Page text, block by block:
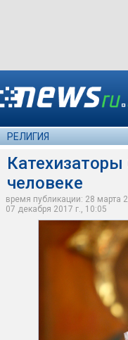
РЕЛИГИЯ
Катехизаторы
человеке
время публикации: 28 марта
07 декабря 2017 г., 10:05